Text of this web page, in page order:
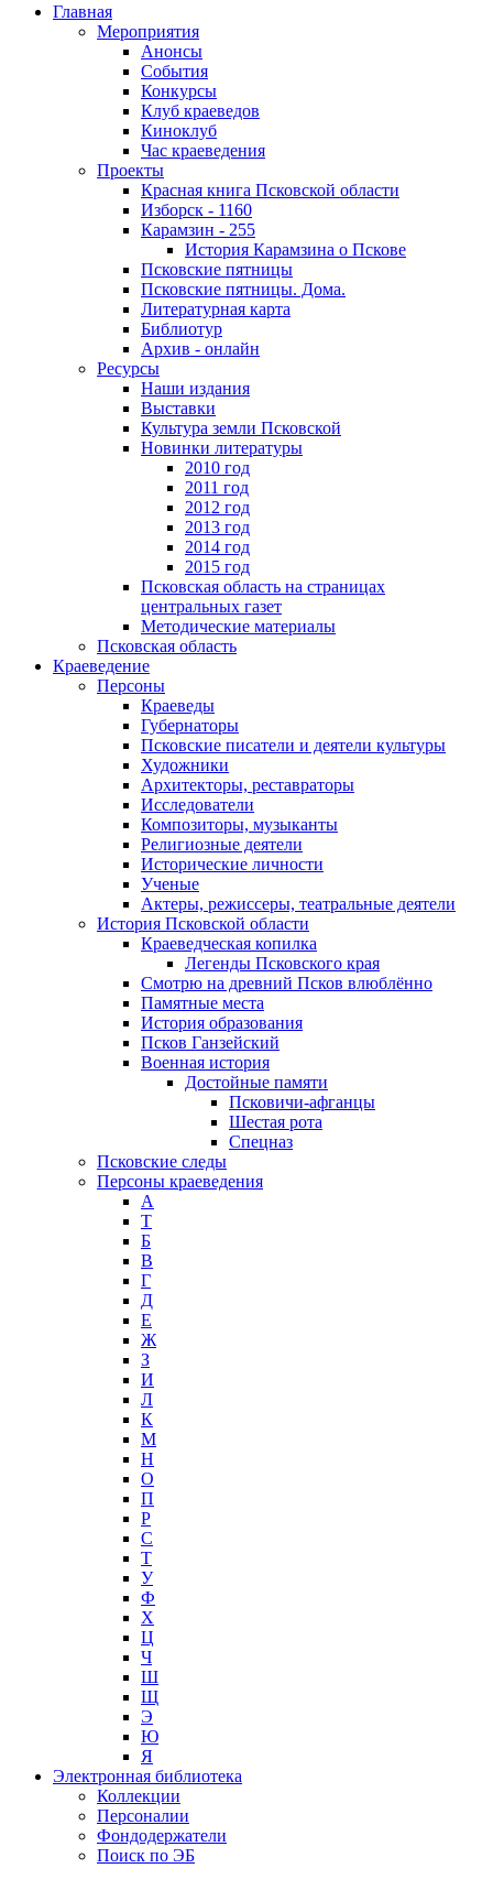
Главная
Мероприятия
Анонсы
События
Конкурсы
Клуб краеведов
Киноклуб
Час краеведения
Проекты
Красная книга Псковской области
Изборск - 1160
Карамзин - 255
История Карамзина о Пскове
Псковские пятницы
Псковские пятницы. Дома.
Литературная карта
Библиотур
Архив - онлайн
Ресурсы
Наши издания
Выставки
Культура земли Псковской
Новинки литературы
2010 год
2011 год
2012 год
2013 год
2014 год
2015 год
Псковская область на страницах
центральных газет
Методические материалы
Псковская область
Краеведение
Персоны
Краеведы
Губернаторы
Псковские писатели и деятели культуры
Художники
Архитекторы, реставраторы
Исследователи
Композиторы, музыканты
Религиозные деятели
Исторические личности
Ученые
Актеры, режиссеры, театральные деятели
История Псковской области
Краеведческая копилка
Легенды Псковского края
Смотрю на древний Псков влюблённо
Памятные места
История образования
Псков Ганзейский
Военная история
Достойные памяти
Псковичи-афганцы
Шестая рота
Спецназ
Псковские следы
Персоны краеведения
А
T
Б
В
Г
Д
Е
Ж
З
И
Л
К
М
Н
О
П
Р
С
Т
У
Ф
Х
Ц
Ч
Ш
Щ
Э
Ю
Я
Электронная библиотека
Коллекции
Персоналии
Фондодержатели
Поиск по ЭБ